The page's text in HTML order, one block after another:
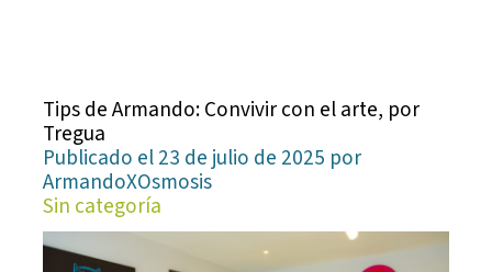
Tips de Armando: Convivir con el arte, por
Tregua
Publicado el 23 de julio de 2025 por
ArmandoXOsmosis
Sin categoría